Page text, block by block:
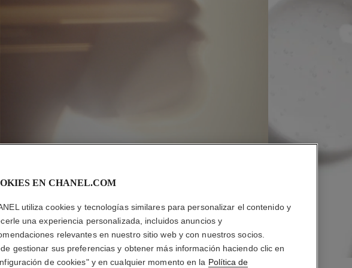
DESCUBRIR
la
y
EN CHANEL.COM
utiliza cookies y tecnologías similares para personalizar el contenido y
una experiencia personalizada, incluidos anuncios y
relevantes en nuestro sitio web y con nuestros socios.
gestionar sus preferencias y obtener más información haciendo clic en
de cookies" y en cualquier momento en la Política de